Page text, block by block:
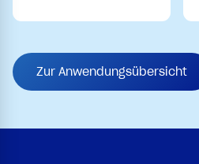
Zur Anwendungsübersicht